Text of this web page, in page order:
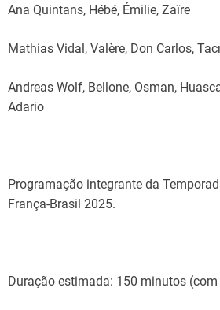
Ana Quintans, Hébé, Émilie, Zaïre
Mathias Vidal, Valère, Don Carlos,
Andreas Wolf, Bellone, Osman,
Adario
Programação integrante da
França-Brasil 2025.
Duração estimada: 150 minutos